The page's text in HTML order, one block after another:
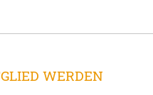
WERDEN